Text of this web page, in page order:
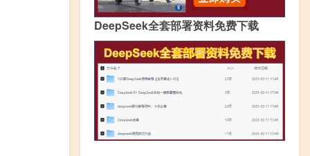
DeepSeek全套部署资料免费下载